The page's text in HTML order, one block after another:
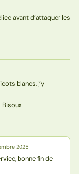
avant d’attaquer les
blancs, j’y
Bisous
2025
bonne fin de